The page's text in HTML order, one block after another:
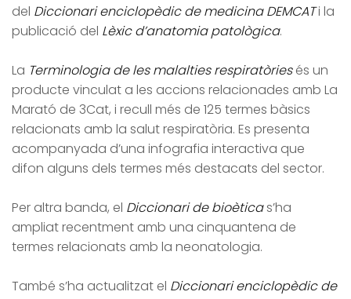
del Diccionari enciclopèdic de medicina DEMCATi la
publicació del Lèxic d’anatomia patològica.
La Terminologia de les malalties respiratòriesés un
producte vinculat a les accions relacionades amb La
Marató de 3Cat, i recull més de 125 termes bàsics
relacionats amb la salut respiratòria. Es presenta
acompanyada d’una infografia interactiva que
difon alguns dels termes més destacats del sector.
Per altra banda, el Diccionari de bioèticas’ha
ampliat recentment amb una cinquantena de
termes relacionats amb la neonatologia.
També s’ha actualitzat el Diccionari enciclopèdic de